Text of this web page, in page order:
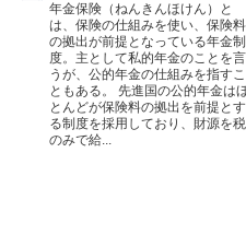
年金保険（ねんきんほけん）と
は、保険の仕組みを使い、保険料
の拠出が前提となっている年金制
度。主として私的年金のことを言
うが、公的年金の仕組みを指すこ
ともある。 先進国の公的年金は
とんどが保険料の拠出を前提とす
る制度を採用しており、財源を税
のみで給...